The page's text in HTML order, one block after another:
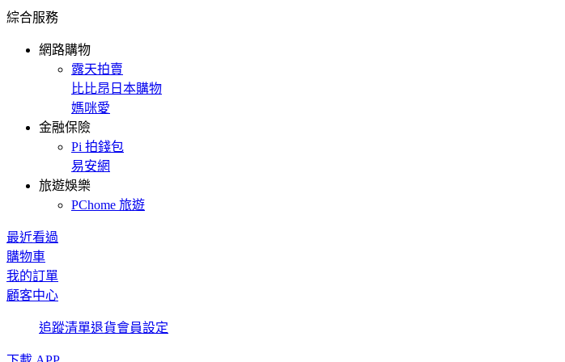
綜合服務
網路購物
露天拍賣
比比昂日本購物
媽咪愛
金融保險
Pi 拍錢包
易安網
旅遊娛樂
PChome 旅遊
最近看過
購物車
我的訂單
顧客中心
追蹤清單退貨會員設定